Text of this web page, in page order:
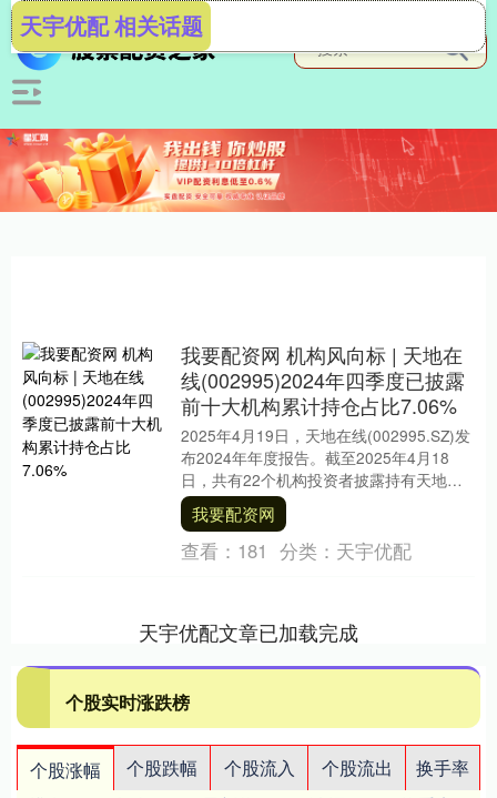
天宇优配 相关话题
我要配资网 机构风向标 | 天地在
线(002995)2024年四季度已披露
前十大机构累计持仓占比7.06%
2025年4月19日，天地在线(002995.SZ)发
布2024年年度报告。截至2025年4月18
日，共有22个机构投资者披露持有天地在
线A股股份，合计持股量达....
我要配资网
查看： 181 分类： 天宇优配
天宇优配文章已加载完成
个股实时涨跌榜
个股涨幅 个股跌幅 个股流入 个股流出
换手率